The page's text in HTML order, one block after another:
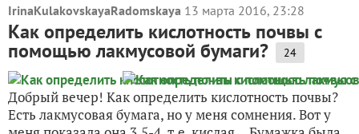
IrinaKulakovskayaRadomskaya 13 марта 2016, 23:28
Как определить кислотность почвы с
помощью лакмусовой бумаги? 24
Добрый вечер! Как определить кислотность почвы?
Есть лакмусовая бумага, но у меня сомнения. Вот у